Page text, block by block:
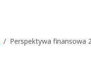
Perspektywa finansowa